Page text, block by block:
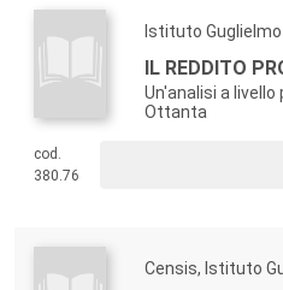
Istituto
IL REDDITO
Un'analisi a livello
Ottanta
cod.
380.76
Censis, Istituto